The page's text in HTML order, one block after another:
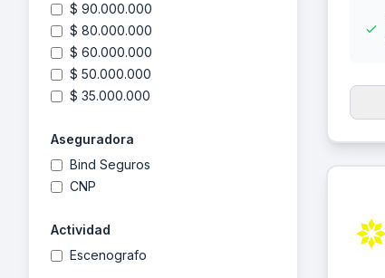
$ 90.000.000
$ 80.000.000
$ 60.000.000
$ 50.000.000
$ 35.000.000
Aseguradora
Bind Seguros
CNP
Actividad
Escenografo